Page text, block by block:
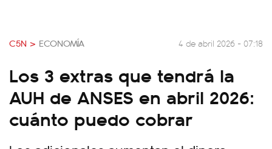
C5N > ECONOMÍA 4 de abril 2026 - 07:18
Los 3 extras que tendrá la
AUH de ANSES en abril 2026:
cuánto puedo cobrar